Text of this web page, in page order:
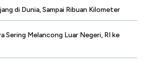
di Dunia, Sampai Ribuan Kilometer
Sering Melancong Luar Negeri, RI ke